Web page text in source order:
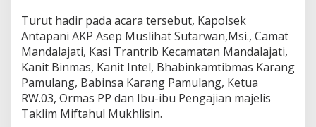
a
e
s
B
a
n
d
u
Turut hadir pada acara tersebut, Kapolsek
Antapani AKP Asep Muslihat Sutarwan,Msi., Camat
Mandalajati, Kasi Trantrib Kecamatan Mandalajati,
Kanit Binmas, Kanit Intel, Bhabinkamtibmas Karang
Pamulang, Babinsa Karang Pamulang, Ketua
RW.03, Ormas PP dan Ibu-ibu Pengajian majelis
Taklim Miftahul Mukhlisin.